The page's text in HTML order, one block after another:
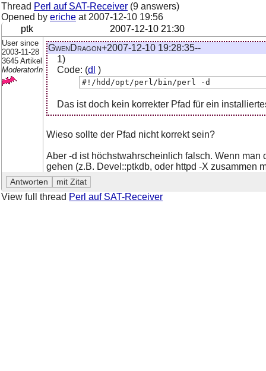
Thread Perl auf SAT-Receiver (9 answers)
Opened by eriche at 2007-12-10 19:56
ptk
2007-12-10 21:30
User since
2003-11-28
3645 Artikel
ModeratorIn
GwenDragon+2007-12-10 19:28:35--
1)
Code: (dl )
#!/hdd/opt/perl/bin/perl -d
Das ist doch kein korrekter Pfad für ein
Wieso sollte der Pfad nicht korrekt sein?
Aber -d ist höchstwahrscheinlich falsch. Wenn
gehen (z.B. Devel::ptkdb, oder httpd -X zusammen
View full thread Perl auf SAT-Receiver